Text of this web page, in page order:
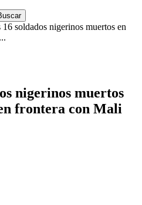
soldados nigerinos muertos en
nigerinos muertos
frontera con Mali